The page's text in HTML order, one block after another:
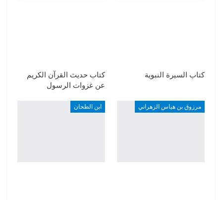
كتاب السيرة النبوية
كتاب حديث القرآن الكريم
عن غزوات الرسول
مرزوق بن هياس الزهراني ابن الطحان